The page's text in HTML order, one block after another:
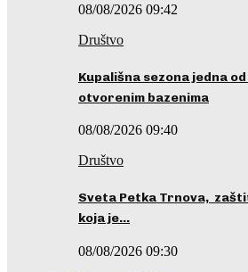
08/08/2026 09:42
Društvo
Kupališna sezona jedna
otvorenim bazenima
08/08/2026 09:40
Društvo
Sveta Petka Trnova,
koja je…
08/08/2026 09:30